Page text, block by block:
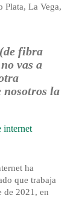
Plata, La Vega,
fibra
vas a
nosotros la
internet
ha
que trabaja
de 2021, en